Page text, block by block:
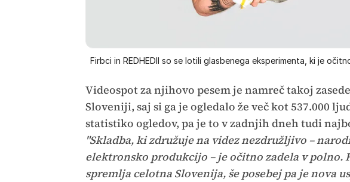
Firbci in REDHEDII so se lotili glasbenega eksperimenta, ki je
Videospot za njihovo pesem je namreč takoj
Sloveniji, saj si ga je ogledalo že več kot 537.000
statistiko ogledov, pa je to v zadnjih dneh tudi
"Skladba, ki združuje na videz nezdružljivo –
elektronsko produkcijo – je očitno zadela v polno.
spremlja celotna Slovenija, še posebej pa je nova